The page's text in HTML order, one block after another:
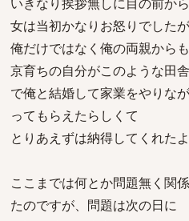
女は当初かなりお怒りでしたが
俺だけではなく俺の両親から
京育ちの自分がこのような田舎
で俺と結婚して家業をやりな
ってもらえたらしくて
とりあえずは納得してくれたよ
ここまでは何とか問題無く関
たのですが、問題は次の日に